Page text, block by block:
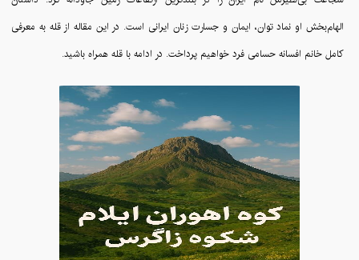
الهام‌بخش او نماد توان، ایمان و جسارت زنان ایرانی است. در این مقاله از قله به معرفی
کامل خانم افسانه حسامی فرد خواهیم پرداخت. در ادامه با قله همراه باشید.